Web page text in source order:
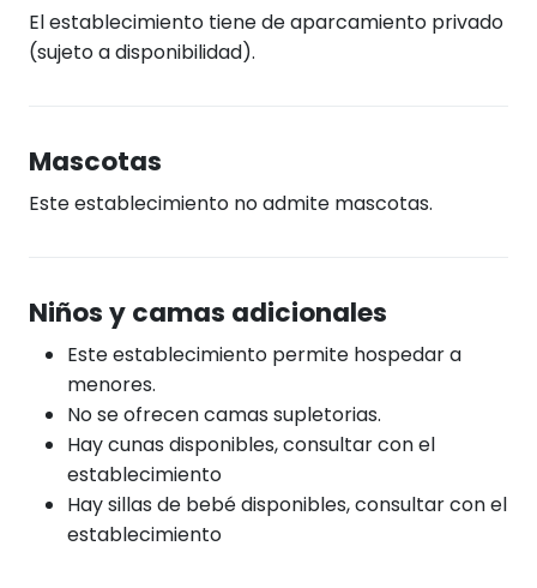
El establecimiento tiene de aparcamiento privado
(sujeto a disponibilidad).
Mascotas
Este establecimiento no admite mascotas.
Niños y camas adicionales
Este establecimiento permite hospedar a
menores.
No se ofrecen camas supletorias.
Hay cunas disponibles, consultar con el
establecimiento
Hay sillas de bebé disponibles, consultar con el
establecimiento